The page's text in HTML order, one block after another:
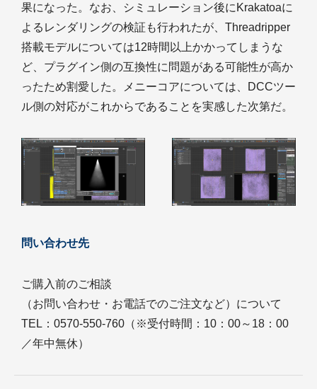
果になった。なお、シミュレーション後にKrakatoaに
よるレンダリングの検証も行われたが、Threadripper
搭載モデルについては12時間以上かかってしまうな
ど、プラグイン側の互換性に問題がある可能性が高か
ったため割愛した。メニーコアについては、DCCツー
ル側の対応がこれからであることを実感した次第だ。
問い合わせ先
ご購入前のご相談
（お問い合わせ・お電話でのご注文など）について
TEL：0570-550-760（※受付時間：10：00～18：00
／年中無休）